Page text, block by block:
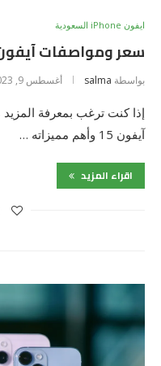
ايفون iPhone السعودية
سعر ومواصفات آيفون 15 وأهم مميزاته
بواسطة salma أغسطس 9, 2023
إذا كنت ترغب بمعرفة
آيفون 15 وأهم مميزاته …
اقراء المزيد